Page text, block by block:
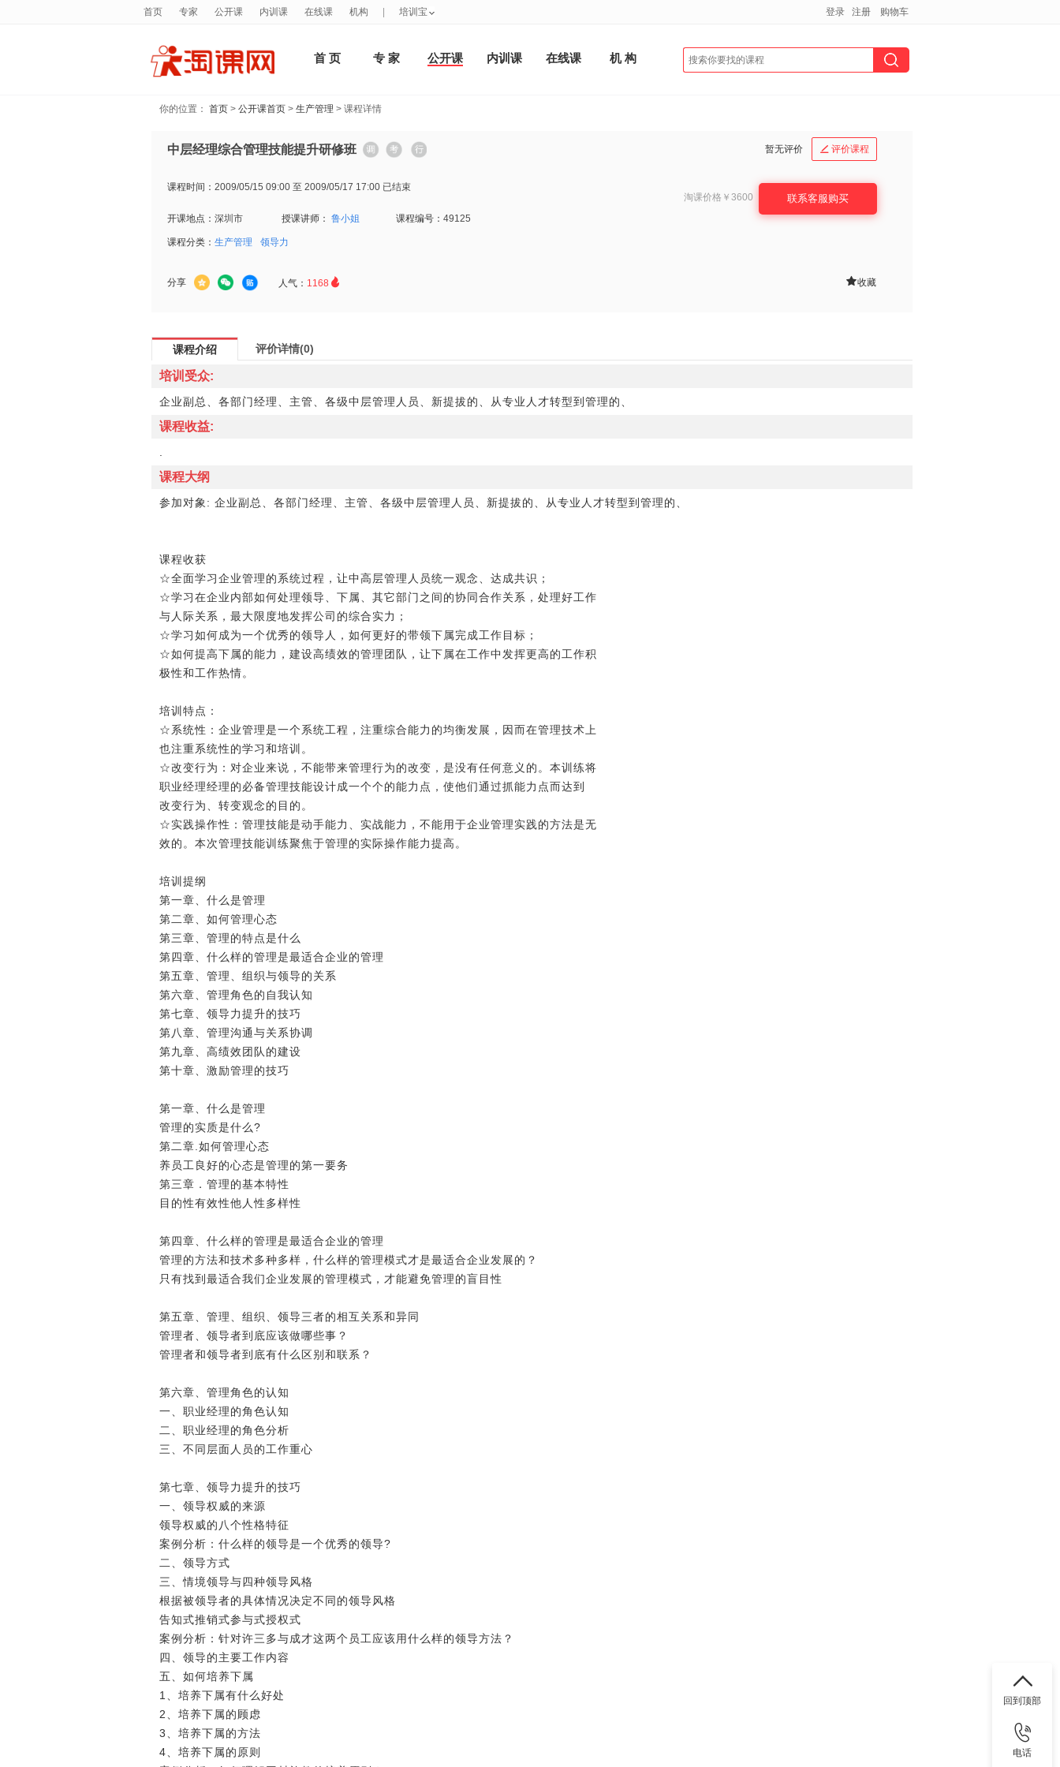
首 页 专 家 公开课 内训课 在线课 机 构
你的位置： 首页 > 公开课首页 > 生产管理 > 课程详情
中层经理综合管理技能提升研修班 暂无评价  评价课程
课程时间： 2009/05/15 09:00 至 2009/05/17 17:00 已结束
开课地点： 深圳市 授课讲师： 鲁小姐 课程编号： 49125
课程分类： 生产管理 领导力
淘课价格 ￥3600 联系客服购买
分享 人气： 1168  收藏
课程介绍 评价详情(0)
培训受众:
企业副总、各部门经理、主管、各级中层管理人员、新提拔的、从专业人才转型到管理的、
课程收益:
课程大纲
参加对象: 企业副总、各部门经理、主管、各级中层管理人员、新提拔的、从专业人才转型到管理的、
课程收获
☆全面学习企业管理的系统过程，让中高层管理人员统一观念、达成共识；
☆学习在企业内部如何处理领导、下属、其它部门之间的协同合作关系，处理好工作
与人际关系，最大限度地发挥公司的综合实力；
☆学习如何成为一个优秀的领导人，如何更好的带领下属完成工作目标；
☆如何提高下属的能力，建设高绩效的管理团队，让下属在工作中发挥更高的工作积
极性和工作热情。
培训特点：
☆系统性：企业管理是一个系统工程，注重综合能力的均衡发展，因而在管理技术上
也注重系统性的学习和培训。
☆改变行为：对企业来说，不能带来管理行为的改变，是没有任何意义的。本训练将
职业经理经理的必备管理技能设计成一个个的能力点，使他们通过抓能力点而达到
改变行为、转变观念的目的。
☆实践操作性：管理技能是动手能力、实战能力，不能用于企业管理实践的方法是无
效的。本次管理技能训练聚焦于管理的实际操作能力提高。
培训提纲
第一章、什么是管理
第二章、如何管理心态
第三章、管理的特点是什么
第四章、什么样的管理是最适合企业的管理
第五章、管理、组织与领导的关系
第六章、管理角色的自我认知
第七章、领导力提升的技巧
第八章、管理沟通与关系协调
第九章、高绩效团队的建设
第十章、激励管理的技巧
第一章、什么是管理
管理的实质是什么?
第二章.如何管理心态
养员工良好的心态是管理的第一要务
第三章．管理的基本特性
目的性有效性他人性多样性
第四章、什么样的管理是最适合企业的管理
管理的方法和技术多种多样，什么样的管理模式才是最适合企业发展的？
只有找到最适合我们企业发展的管理模式，才能避免管理的盲目性
第五章、管理、组织、领导三者的相互关系和异同
管理者、领导者到底应该做哪些事？
管理者和领导者到底有什么区别和联系？
第六章、管理角色的认知
一、职业经理的角色认知
二、职业经理的角色分析
三、不同层面人员的工作重心
第七章、领导力提升的技巧
一、领导权威的来源
领导权威的八个性格特征
案例分析：什么样的领导是一个优秀的领导?
二、领导方式
三、情境领导与四种领导风格
根据被领导者的具体情况决定不同的领导风格
告知式推销式参与式授权式
案例分析：针对许三多与成才这两个员工应该用什么样的领导方法？
四、领导的主要工作内容
五、如何培养下属
1、培养下属有什么好处
2、培养下属的顾虑
3、培养下属的方法
4、培养下属的原则
首页 专家 公开课 内训课 在线课 机构 培训宝 登录 注册 购物车
回到顶部
电话